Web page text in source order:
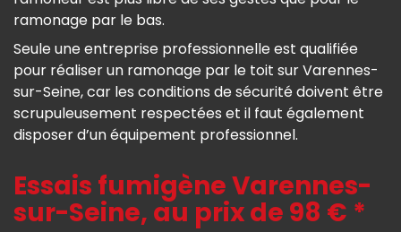
ramonage par le bas.
Seule une entreprise professionnelle est qualifiée
pour réaliser un ramonage par le toit sur Varennes-
sur-Seine, car les conditions de sécurité doivent être
scrupuleusement respectées et il faut également
disposer d’un équipement professionnel.
Essais fumigène Varennes-
sur-Seine, au prix de 98 € *